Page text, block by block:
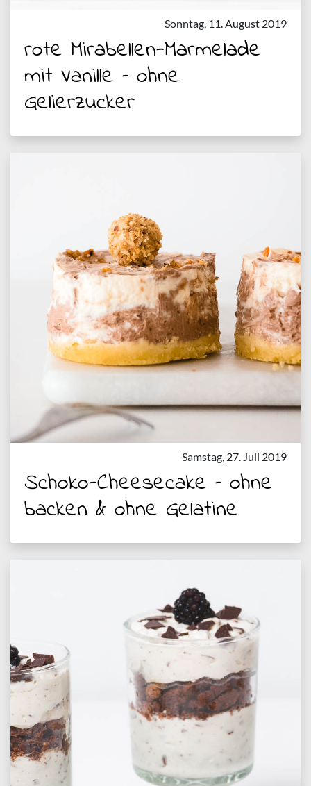
Sonntag, 11. August 2019
rote Mirabellen-Marmelade
mit Vanille – ohne
Gelierzucker
Samstag, 27. Juli 2019
Schoko-Cheesecake – ohne
backen & ohne Gelatine